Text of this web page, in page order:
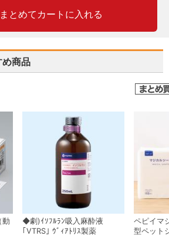
まとめてカートに入れる
商品
動
◆劇)ｲｿﾌﾙﾗﾝ吸入麻酔液
｢VTRS｣ ｳﾞｨｱﾄﾘｽ製薬
ペピイマ
型ペット